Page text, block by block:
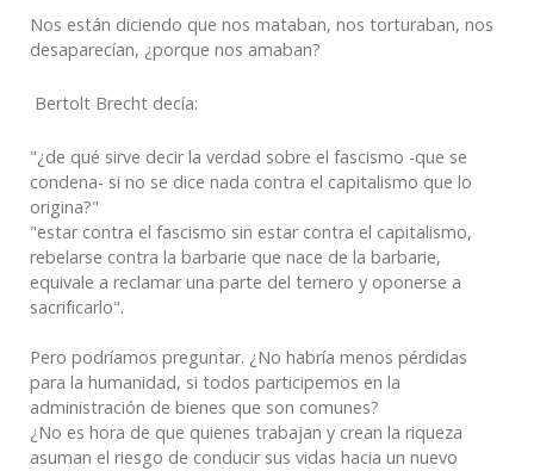
Nos están diciendo que nos mataban, nos torturaban, nos
desaparecían, ¿porque nos amaban?
Bertolt Brecht decía:
"¿de qué sirve decir la verdad sobre el fascismo -que se
condena- si no se dice nada contra el capitalismo que lo
origina?"
"estar contra el fascismo sin estar contra el capitalismo,
rebelarse contra la barbarie que nace de la barbarie,
equivale a reclamar una parte del ternero y oponerse a
sacrificarlo".
Pero podríamos preguntar. ¿No habría menos pérdidas
para la humanidad, si todos participemos en la
administración de bienes que son comunes?
¿No es hora de que quienes trabajan y crean la riqueza
asuman el riesgo de conducirsus vidas hacia un nuevo